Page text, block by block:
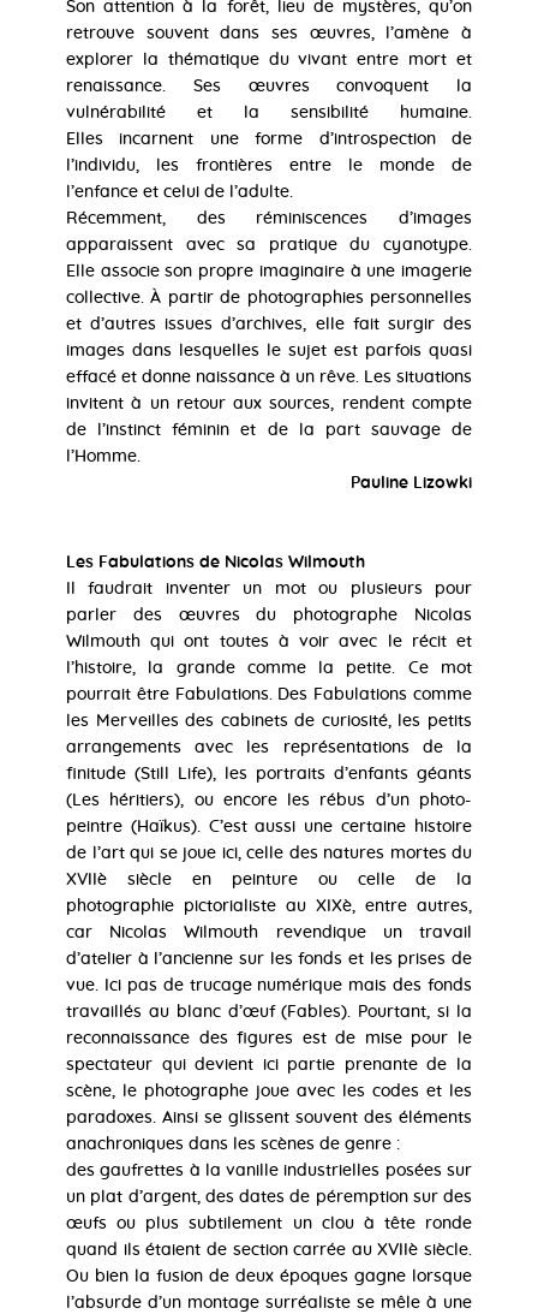
Son attention à la forêt, lieu de mystères, qu’on
retrouve souvent dans ses œuvres, l’amène à
explorer la thématique du vivant entre mort et
renaissance. Ses œuvres convoquent la
vulnérabilité et la sensibilité humaine.
Elles incarnent une forme d’introspection de
l’individu, les frontières entre le monde de
l’enfance et celui de l’adulte.
Récemment, des réminiscences d’images
apparaissent avec sa pratique du cyanotype.
Elle associe son propre imaginaire à une imagerie
collective. À partir de photographies personnelles
et d’autres issues d’archives, elle fait surgir des
images dans lesquelles le sujet est parfois quasi
effacé et donne naissance à un rêve. Les situations
invitent à un retour aux sources, rendent compte
de l’instinct féminin et de la part sauvage de
l’Homme.
Pauline Lizowki
Les Fabulations de Nicolas Wilmouth
Il faudrait inventer un mot ou plusieurs pour
parler des œuvres du photographe Nicolas
Wilmouth qui ont toutes à voir avec le récit et
l’histoire, la grande comme la petite. Ce mot
pourrait être Fabulations. Des Fabulations comme
les Merveilles des cabinets de curiosité, les petits
arrangements avec les représentations de la
finitude (Still Life), les portraits d’enfants géants
(Les héritiers), ou encore les rébus d’un photo-
peintre (Haïkus). C’est aussi une certaine histoire
de l’art qui se joue ici, celle des natures mortes du
XVIIè siècle en peinture ou celle de la
photographie pictorialiste au XIXè, entre autres,
car Nicolas Wilmouth revendique un travail
d’atelier à l’ancienne sur les fonds et les prises de
vue. Ici pas de trucage numérique mais des fonds
travaillés au blanc d’œuf (Fables). Pourtant, si la
reconnaissance des figures est de mise pour le
spectateur qui devient ici partie prenante de la
scène, le photographe joue avec les codes et les
paradoxes. Ainsi se glissent souvent des éléments
anachroniques dans les scènes de genre :
des gaufrettes à la vanille industrielles posées sur
un plat d’argent, des dates de péremption sur des
œufs ou plus subtilement un clou à tête ronde
quand ils étaient de section carrée au XVIIè siècle.
Ou bien la fusion de deux époques gagne lorsque
l’absurde d’un montage surréaliste se mêle à une